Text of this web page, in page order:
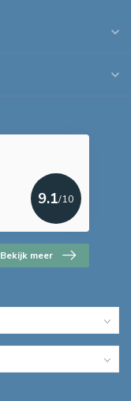
9.1/10
Bekijk meer